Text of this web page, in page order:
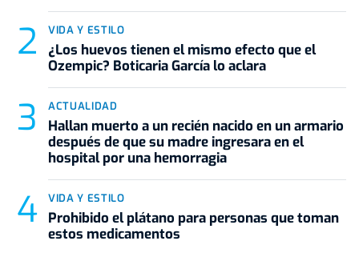
VIDA Y ESTILO
¿Los huevos tienen el mismo efecto que el
Ozempic? Boticaria García lo aclara
ACTUALIDAD
Hallan muerto a un recién nacido en un armario
después de que su madre ingresara en el
hospital por una hemorragia
VIDA Y ESTILO
Prohibido el plátano para personas que toman
estos medicamentos